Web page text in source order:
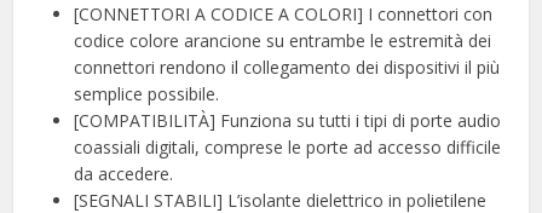
[CONNETTORI A CODICE A COLORI] I connettori con
codice colore arancione su entrambe le estremità dei
connettori rendono il collegamento dei dispositivi il più
semplice possibile.
[COMPATIBILITÀ] Funziona su tutti i tipi di porte audio
coassiali digitali, comprese le porte ad accesso difficile
da accedere.
[SEGNALI STABILI] L’isolante dielettrico in polietilene